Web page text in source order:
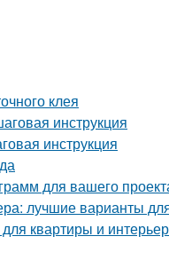
клея
инструкция
инструкция
для вашего
лучшие варианты
квартиры и